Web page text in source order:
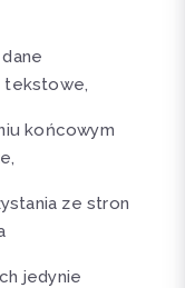
tekstowe,
końcowym
ze stron
jedynie